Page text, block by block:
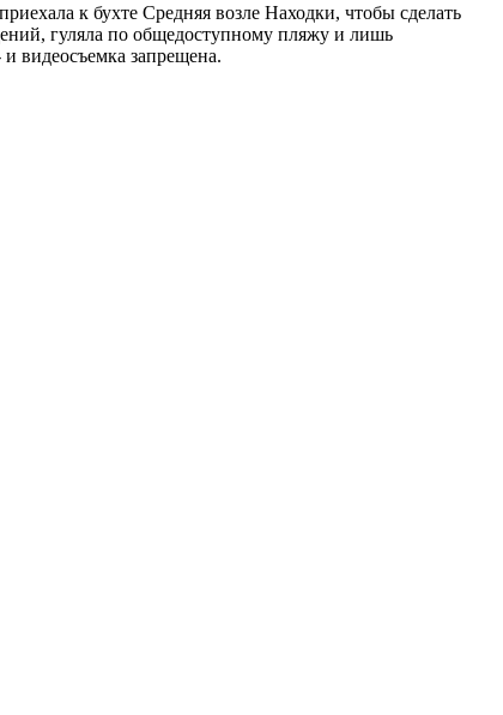
к бухте Средняя возле Находки, чтобы сделать
гуляла по общедоступному пляжу и лишь
видеосъемка запрещена.